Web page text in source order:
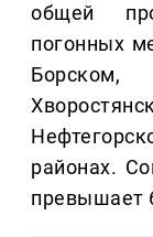
общей
погонных
Борском,
районах.
превышает